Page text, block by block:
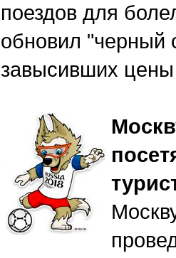
поездов для
обновил "черный
завысивших